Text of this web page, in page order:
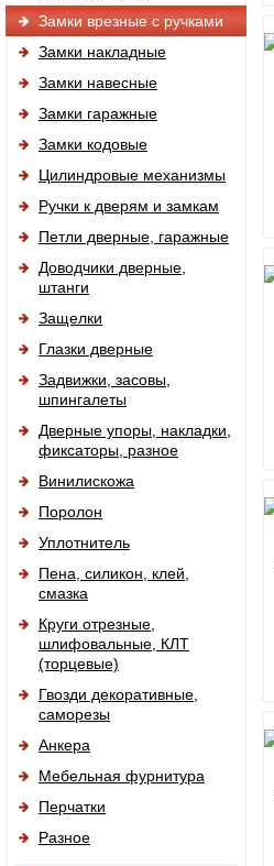
Замки врезные с ручками
Замки накладные
Замки навесные
Замки гаражные
Замки кодовые
Цилиндровые механизмы
Ручки к дверям и замкам
Петли дверные, гаражные
Доводчики дверные,
штанги
Защелки
Глазки дверные
Задвижки, засовы,
шпингалеты
Дверные упоры, накладки,
фиксаторы, разное
Винилискожа
Поролон
Уплотнитель
Пена, силикон, клей,
смазка
Круги отрезные,
шлифовальные, КЛТ
(торцевые)
Гвозди декоративные,
саморезы
Анкера
Мебельная фурнитура
Перчатки
Разное